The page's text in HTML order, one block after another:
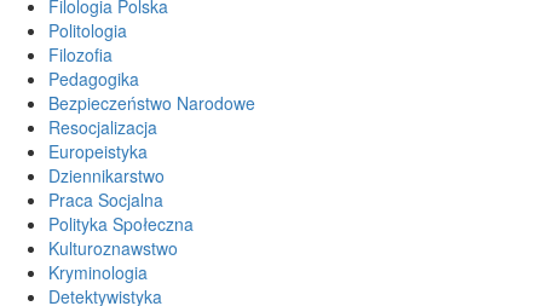
Filologia Polska
Politologia
Filozofia
Pedagogika
Bezpieczeństwo Narodowe
Resocjalizacja
Europeistyka
Dziennikarstwo
Praca Socjalna
Polityka Społeczna
Kulturoznawstwo
Kryminologia
Detektywistyka